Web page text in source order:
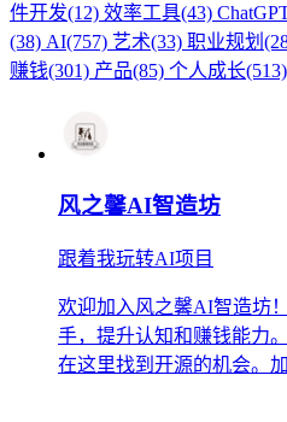
件开发(12) 效率工具(43)
(38) AI(757) 艺术(33) 职业规划
赚钱(301) 产品(85) 个人成长(513)
风之馨AI智造坊
跟着我玩转AI项目
欢迎加入风之馨AI智造坊
手，提升认知和赚钱能力
在这里找到开源的机会。